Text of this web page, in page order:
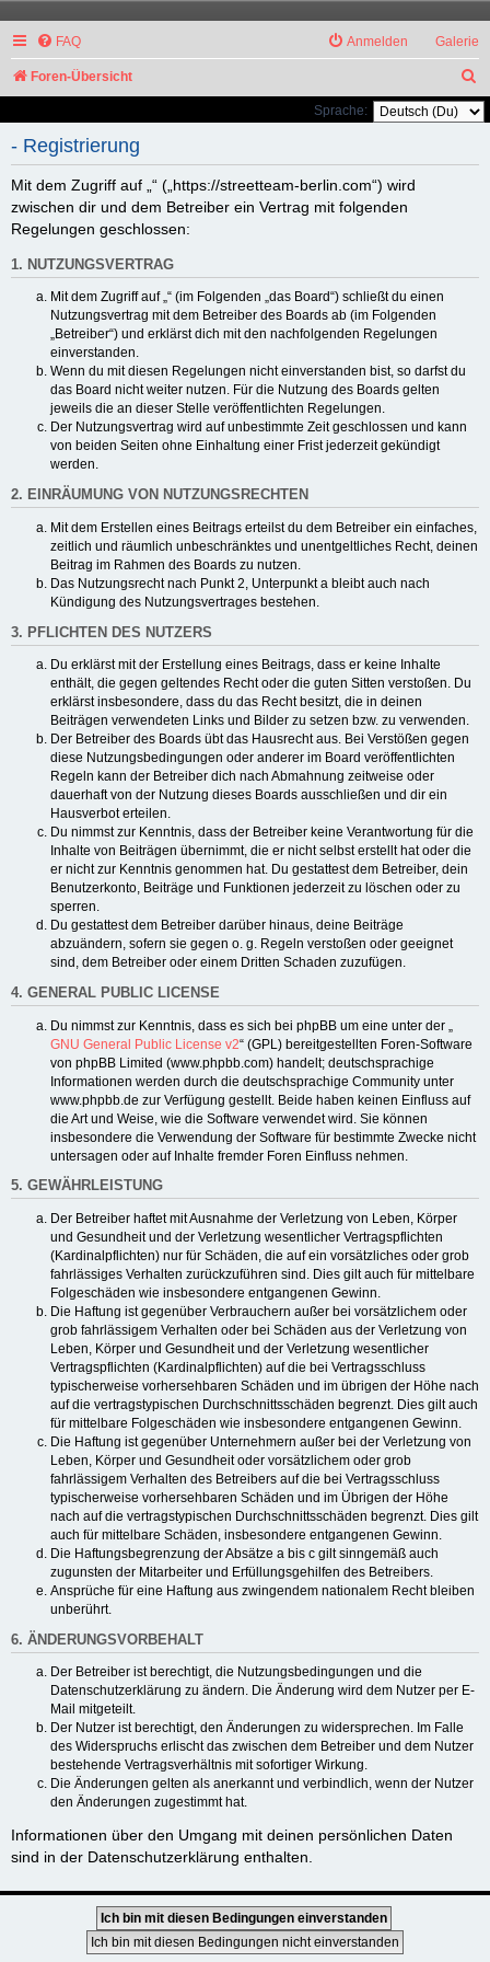
Galerie
FAQ Anmelden
Foren-Übersicht
u
h
Sprache:
- Registrierung
Mit dem Zugriff auf „“ („https://streetteam-berlin.com“) wird
zwischen dir und dem Betreiber ein Vertrag mit folgenden
Regelungen geschlossen:
1. NUTZUNGSVERTRAG
Mit dem Zugriff auf „“ (im Folgenden „das Board“) schließt du einen
Nutzungsvertrag mit dem Betreiber des Boards ab (im Folgenden
„Betreiber“) und erklärst dich mit den nachfolgenden Regelungen
einverstanden.
Wenn du mit diesen Regelungen nicht einverstanden bist, so darfst du
das Board nicht weiter nutzen. Für die Nutzung des Boards gelten
jeweils die an dieser Stelle veröffentlichten Regelungen.
Der Nutzungsvertrag wird auf unbestimmte Zeit geschlossen und kann
von beiden Seiten ohne Einhaltung einer Frist jederzeit gekündigt
werden.
2. EINRÄUMUNG VON NUTZUNGSRECHTEN
Mit dem Erstellen eines Beitrags erteilst du dem Betreiber ein einfaches,
zeitlich und räumlich unbeschränktes und unentgeltliches Recht, deinen
Beitrag im Rahmen des Boards zu nutzen.
Das Nutzungsrecht nach Punkt 2, Unterpunkt a bleibt auch nach
Kündigung des Nutzungsvertrages bestehen.
3. PFLICHTEN DES NUTZERS
Du erklärst mit der Erstellung eines Beitrags, dass er keine Inhalte
enthält, die gegen geltendes Recht oder die guten Sitten verstoßen. Du
erklärst insbesondere, dass du das Recht besitzt, die in deinen
Beiträgen verwendeten Links und Bilder zu setzen bzw. zu verwenden.
Der Betreiber des Boards übt das Hausrecht aus. Bei Verstößen gegen
diese Nutzungsbedingungen oder anderer im Board veröffentlichten
Regeln kann der Betreiber dich nach Abmahnung zeitweise oder
dauerhaft von der Nutzung dieses Boards ausschließen und dir ein
Hausverbot erteilen.
Du nimmst zur Kenntnis, dass der Betreiber keine Verantwortung für die
Inhalte von Beiträgen übernimmt, die er nicht selbst erstellt hat oder die
er nicht zur Kenntnis genommen hat. Du gestattest dem Betreiber, dein
Benutzerkonto, Beiträge und Funktionen jederzeit zu löschen oder zu
sperren.
Du gestattest dem Betreiber darüber hinaus, deine Beiträge
abzuändern, sofern sie gegen o. g. Regeln verstoßen oder geeignet
sind, dem Betreiber oder einem Dritten Schaden zuzufügen.
4. GENERAL PUBLIC LICENSE
Du nimmst zur Kenntnis, dass es sich bei phpBB um eine unter der „
GNU General Public License v2“ (GPL) bereitgestellten Foren-Software
von phpBB Limited (www.phpbb.com) handelt; deutschsprachige
Informationen werden durch die deutschsprachige Community unter
www.phpbb.de zur Verfügung gestellt. Beide haben keinen Einfluss auf
die Art und Weise, wie die Software verwendet wird. Sie können
insbesondere die Verwendung der Software für bestimmte Zwecke nicht
untersagen oder auf Inhalte fremder Foren Einfluss nehmen.
5. GEWÄHRLEISTUNG
Der Betreiber haftet mit Ausnahme der Verletzung von Leben, Körper
und Gesundheit und der Verletzung wesentlicher Vertragspflichten
(Kardinalpflichten) nur für Schäden, die auf ein vorsätzliches oder grob
fahrlässiges Verhalten zurückzuführen sind. Dies gilt auch für mittelbare
Folgeschäden wie insbesondere entgangenen Gewinn.
Die Haftung ist gegenüber Verbrauchern außer bei vorsätzlichem oder
grob fahrlässigem Verhalten oder bei Schäden aus der Verletzung von
Leben, Körper und Gesundheit und der Verletzung wesentlicher
Vertragspflichten (Kardinalpflichten) auf die bei Vertragsschluss
typischerweise vorhersehbaren Schäden und im übrigen der Höhe nach
auf die vertragstypischen Durchschnittsschäden begrenzt. Dies gilt auch
für mittelbare Folgeschäden wie insbesondere entgangenen Gewinn.
Die Haftung ist gegenüber Unternehmern außer bei der Verletzung von
Leben, Körper und Gesundheit oder vorsätzlichem oder grob
fahrlässigem Verhalten des Betreibers auf die bei Vertragsschluss
typischerweise vorhersehbaren Schäden und im Übrigen der Höhe
nach auf die vertragstypischen Durchschnittsschäden begrenzt. Dies gilt
auch für mittelbare Schäden, insbesondere entgangenen Gewinn.
Die Haftungsbegrenzung der Absätze a bis c gilt sinngemäß auch
zugunsten der Mitarbeiter und Erfüllungsgehilfen des Betreibers.
Ansprüche für eine Haftung aus zwingendem nationalem Recht bleiben
unberührt.
6. ÄNDERUNGSVORBEHALT
Der Betreiber ist berechtigt, die Nutzungsbedingungen und die
Datenschutzerklärung zu ändern. Die Änderung wird dem Nutzer per E-
Mail mitgeteilt.
Der Nutzer ist berechtigt, den Änderungen zu widersprechen. Im Falle
des Widerspruchs erlischt das zwischen dem Betreiber und dem Nutzer
bestehende Vertragsverhältnis mit sofortiger Wirkung.
Die Änderungen gelten als anerkannt und verbindlich, wenn der Nutzer
den Änderungen zugestimmt hat.
Informationen über den Umgang mit deinen persönlichen Daten
sind in der Datenschutzerklärung enthalten.